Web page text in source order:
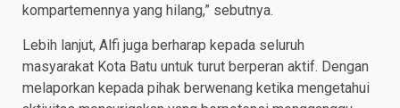
kompartemennya yang hilang,” sebutnya.
Lebih lanjut, Alfi juga berharap kepada seluruh
masyarakat Kota Batu untuk turut berperan aktif. Dengan
melaporkan kepada pihak berwenang ketika mengetahui